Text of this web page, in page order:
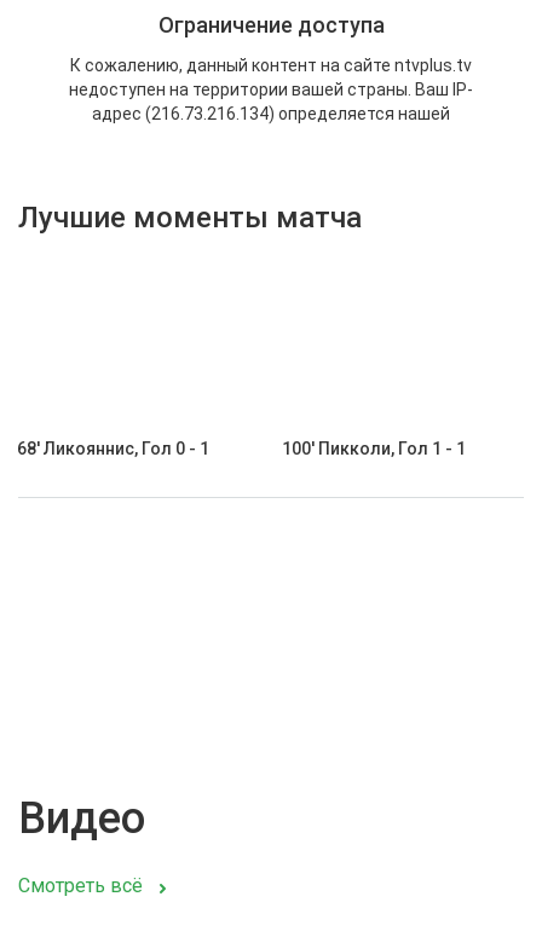
Лучшие моменты матча
68' Ликояннис, Гол 0 - 1 100' Пикколи, Гол 1 - 1
Видео
Смотреть всё